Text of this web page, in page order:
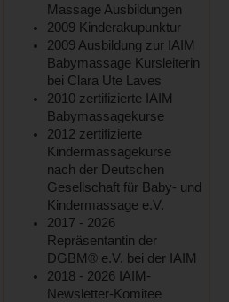
Massage Ausbildungen
2009 Kinderakupunktur
2009 Ausbildung zur IAIM
Babymassage Kursleiterin
bei Clara Ute Laves
2010 zertifizierte IAIM
Babymassagekurse
2012 zertifizierte
Kindermassagekurse
nach der Deutschen
Gesellschaft für Baby- und
Kindermassage e.V.
2017 - 2026
Repräsentantin der
DGBM® e.V. bei der IAIM
2018 - 2026 IAIM-
Newsletter-Komitee